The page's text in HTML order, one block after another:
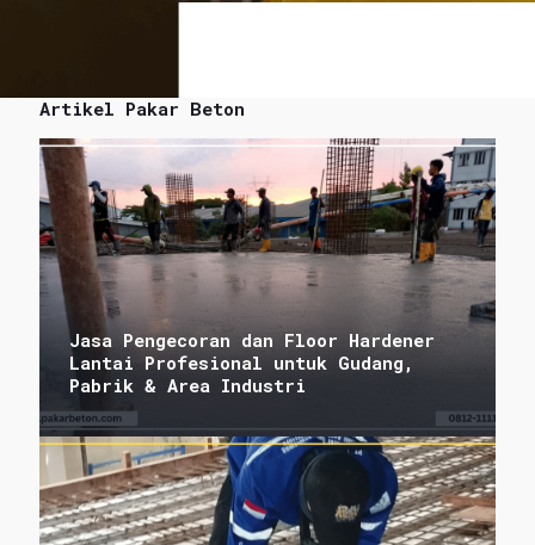
Artikel Pakar Beton
Jasa Pengecoran dan Floor Hardener
Lantai Profesional untuk Gudang,
Pabrik & Area Industri